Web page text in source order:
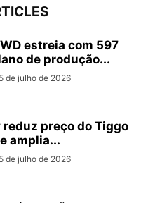
estreia com 597
de produção...
de julho de 2026
reduz preço do Tiggo
amplia...
de julho de 2026